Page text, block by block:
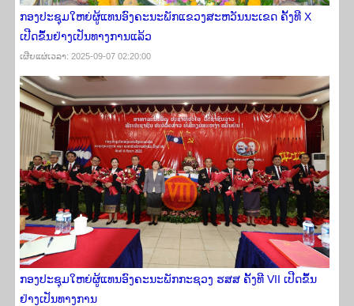
ກອງປະຊຸມໃຫຍ່ຜູ້ແທນອົງຄະນະພັກແຂວງສະຫວັນນະເຂດ ຄັ້ງທີ X
ເປີດຂຶ້ນຢ່າງເປັນທາງການແລ້ວ
ເຜີຍ​ແຜ່​ເວ​ລາ: 2025-09-07 02:20:00
ກອງປະຊຸມໃຫຍ່ຜູ້ແທນອົງຄະນະພັກກະຊວງ ຮສສ ຄັ້ງທີ VII ​ເປີດ​ຂຶ້ນ​
ຢ່າງ​ເປັນ​ທາງ​ການ